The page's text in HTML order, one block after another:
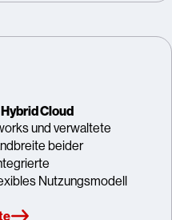
Cloud
und verwaltete
beider
Nutzungsmodell